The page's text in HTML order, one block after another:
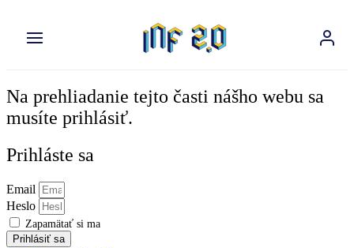
obsah
Na prehliadanie tejto časti nášho webu sa
musíte prihlásiť.
Prihláste sa
Email
Heslo
Zapamätať si ma
Prihlásiť sa